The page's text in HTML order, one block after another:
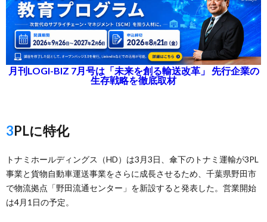
月刊LOGI-BIZ 7月号は「未来を創る輸送改革」 先行企業の
生存戦略を徹底取材
3PLに特化
トナミホールディングス（HD）は3月3日、傘下のトナミ運輸が3PL
事業と貨物自動車運送事業をさらに成長させるため、千葉県野田市
で物流拠点「野田流通センター」を新設すると発表した。営業開始
は4月1日の予定。